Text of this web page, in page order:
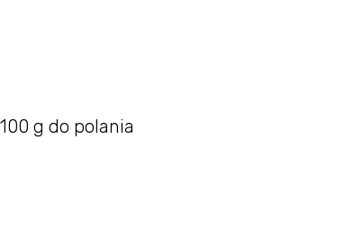
g do polania